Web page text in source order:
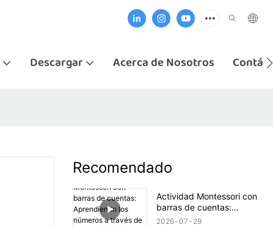
Descargar Acerca de Nosotros
Recomendado
Actividad Montessori con
barras de cuentas:
Aprendiendo los números
2026 07 29